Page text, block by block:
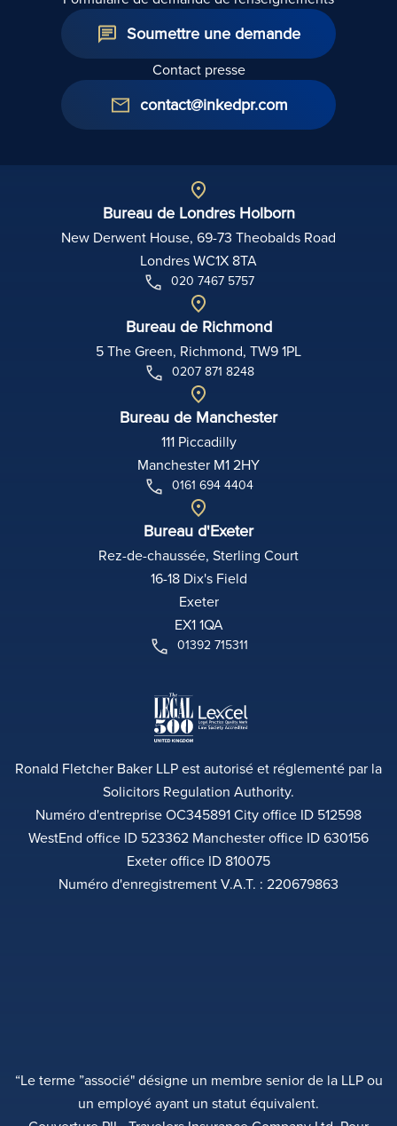
Soumettre une demande
Contact presse
contact@inkedpr.com
Bureau de Londres Holborn
New Derwent House, 69-73 Theobalds Road
Londres WC1X 8TA
020 7467 5757
Bureau de Richmond
5 The Green, Richmond, TW9 1PL
0207 871 8248
Bureau de Manchester
111 Piccadilly
Manchester M1 2HY
0161 694 4404
Bureau d'Exeter
Rez-de-chaussée, Sterling Court
16-18 Dix's Field
Exeter
EX1 1QA
01392 715311
Ronald Fletcher Baker LLP est autorisé et réglementé par la
Solicitors Regulation Authority.
Numéro d'entreprise OC345891 City office ID 512598
WestEnd office ID 523362 Manchester office ID 630156
Exeter office ID 810075
Numéro d'enregistrement V.A.T. : 220679863
“Le terme ”associé" désigne un membre senior de la LLP ou
un employé ayant un statut équivalent.